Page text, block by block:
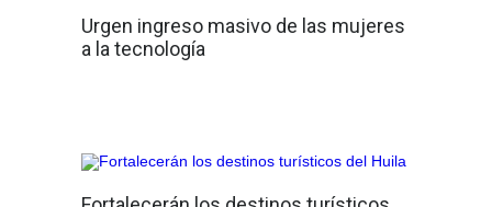
Urgen ingreso masivo de las mujeres
a la tecnología